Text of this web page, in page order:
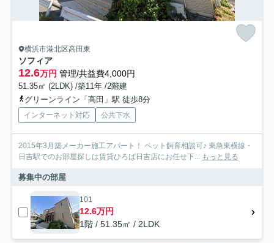
横浜市港北区高田東
ソフィア
12.6万円 管理/共益費4,000円
51.35㎡ (2LDK) /築11年 /2階建
グリーンライン「高田」駅 徒歩8分
インターネット対応 公共下水
2015年3月築メーカー施工アパート！ ペット飼育相談可♪ 東急東横線・
日吉駅でのお部屋探しは賃貸ひろば日吉店にお任せ下... もっと見る
募集中の部屋
101
12.6万円
1階 / 51.35㎡ / 2LDK